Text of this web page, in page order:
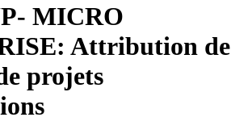
MICRO
Attribution de
projets